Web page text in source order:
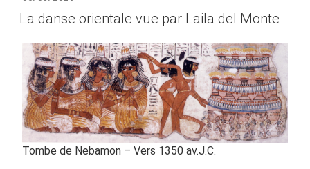
célibataire,
pour
l’amusement
de
celui
qui
aime
l’assoupissement
et
LE
La danse orientale vue par Laila del Monte
Tombe de Nebamon – Vers 1350 av.J.C.